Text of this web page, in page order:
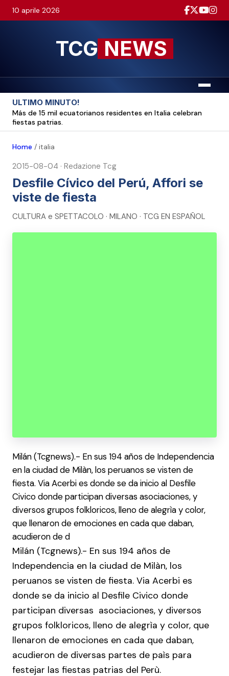
10 aprile 2026
TCG NEWS
Menu
ULTIMO MINUTO!
Más de 15 mil ecuatorianos residentes en Italia celebran
fiestas patrias.
Home / italia
2015-08-04 · Redazione Tcg
Desfile Cívico del Perú, Affori se
viste de fiesta
CULTURA e SPETTACOLO · MILANO · TCG EN ESPAÑOL
Milán (Tcgnews).- En sus 194 años de Independencia
en la ciudad de Milàn, los peruanos se visten de
fiesta. Via Acerbi es donde se da inicio al Desfile
Civico donde participan diversas asociaciones, y
diversos grupos folkloricos, lleno de alegrìa y color,
que llenaron de emociones en cada que daban,
acudieron de d
Milán (Tcgnews).- En sus 194 años de
Independencia en la ciudad de Milàn, los
peruanos se visten de fiesta. Via Acerbi es
donde se da inicio al Desfile Civico donde
participan diversas asociaciones, y diversos
grupos folkloricos, lleno de alegrìa y color, que
llenaron de emociones en cada que daban,
acudieron de diversas partes de paìs para
festejar las fiestas patrias del Perù.